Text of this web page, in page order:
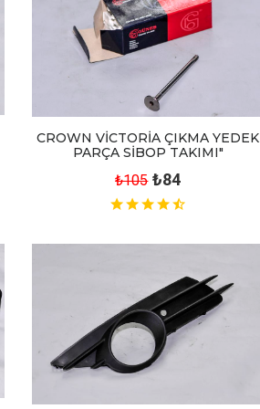
CROWN VİCTORİA ÇIKMA YEDEK
PARÇA SİBOP TAKIMI"
₺105 ₺84